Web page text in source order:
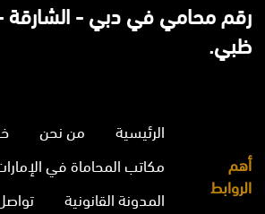
رقم محامي في دبي - الشارقة
ظبي.
أهم
الروابط
الرئيسية من نحن
مكاتب المحاماة في
المدونة القانونية